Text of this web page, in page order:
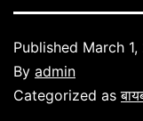
Published March 1,
By admin
Categorized as